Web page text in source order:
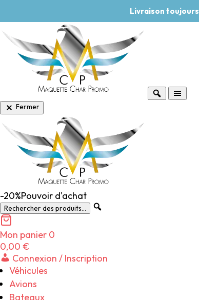
Livraison
Fermer
-20%Pouvoir d'achat
Rechercher des produits...
Mon panier 0
0,00 €
Connexion / Inscription
Véhicules
Avions
Bateaux